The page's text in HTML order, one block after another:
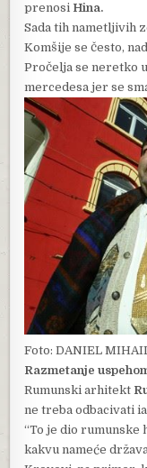
prenosi Hina.
Sada tih nametljivih
Komšije se često,
Pročelja se neretko
mercedesa jer se
Foto: DANIEL
Razmetanje
Rumunski arhitekt
ne treba odbacivati
“To je dio
kakvu nameće